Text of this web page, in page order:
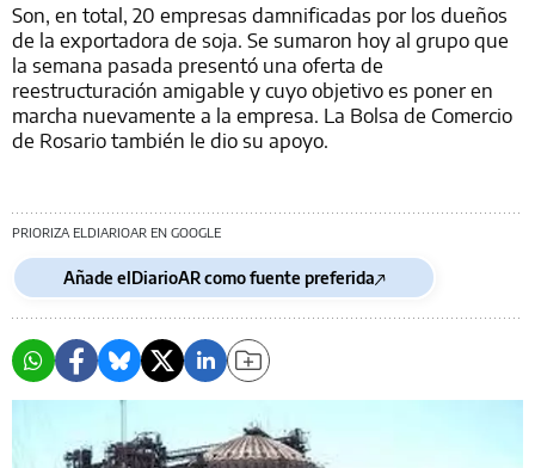
Son, en total, 20 empresas damnificadas por los dueños
de la exportadora de soja. Se sumaron hoy al grupo que
la semana pasada presentó una oferta de
reestructuración amigable y cuyo objetivo es poner en
marcha nuevamente a la empresa. La Bolsa de Comercio
de Rosario también le dio su apoyo.
PRIORIZA ELDIARIOAR EN GOOGLE
Añade elDiarioAR como fuente preferida